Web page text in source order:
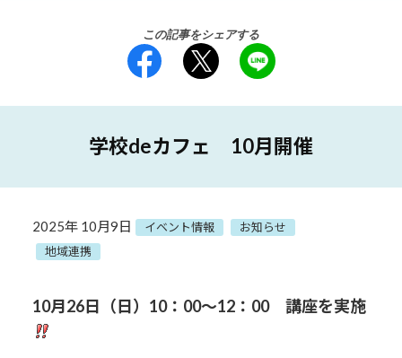
この記事をシェアする
学校deカフェ 10月開催
2025年 10月9日 イベント情報
お知らせ
地域連携
10月26日（日）10：00～12：00 講座を実施